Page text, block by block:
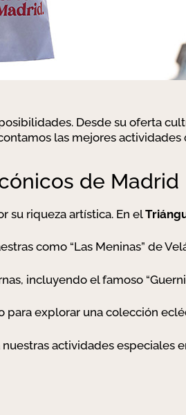
Desde su oferta
las mejores
de Madrid
su riqueza artística. En el
como “Las Meninas” de
incluyendo el famoso
para explorar una colección
nuestras actividades especiales